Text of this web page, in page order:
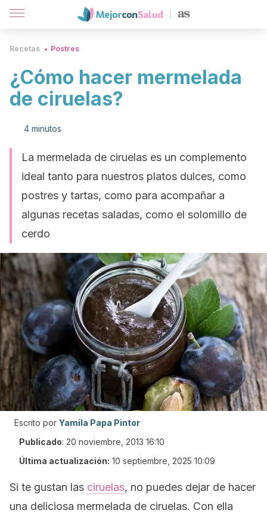
Recetas Postres
¿Cómo hacer mermelada
de ciruelas?
4 minutos
La mermelada de ciruelas es un complemento
ideal tanto para nuestros platos dulces, como
postres y tartas, como para acompañar a
algunas recetas saladas, como el solomillo de
cerdo
Escrito por Yamila Papa Pintor
Publicado: 20 noviembre, 2013 16:10
Última actualización: 10 septiembre, 2025 10:09
Si te gustan las ciruelas, no puedes dejar de hacer
una deliciosa mermelada de ciruelas. Con ella